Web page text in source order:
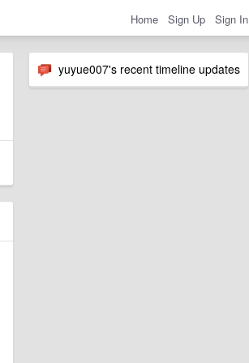
Home Sign Up Sign In
yuyue007's recent timeline updates